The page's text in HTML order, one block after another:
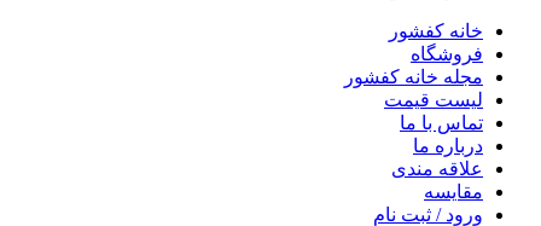
خانه کفشور
فروشگاه
مجله خانه کفشور
لیست قیمت
تماس با ما
درباره ما
علاقه مندی
مقایسه
ورود / ثبت نام